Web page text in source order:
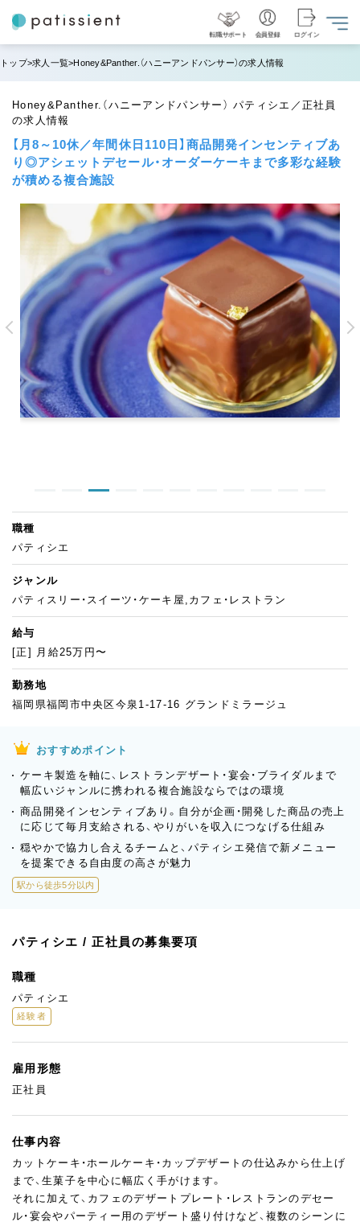
転職サポート 会員登録 ログイン
トップ 求人一覧 Honey&Panther.（ハニーアンドパンサー）の求人情報
Honey&Panther.（ハニーアンドパンサー） パティシエ／正社員
の求人情報
【月8～10休／年間休日110日】商品開発インセンティブあ
り◎アシェットデセール・オーダーケーキまで多彩な経験
が積める複合施設
職種
パティシエ
ジャンル
パティスリー・スイーツ・ケーキ屋,カフェ・レストラン
給与
[正] 月給25万円〜
勤務地
福岡県福岡市中央区今泉1-17-16 グランドミラージュ
おすすめポイント
ケーキ製造を軸に、レストランデザート・宴会・ブライダルまで
幅広いジャンルに携われる複合施設ならではの環境
商品開発インセンティブあり。自分が企画・開発した商品の売上
に応じて毎月支給される、やりがいを収入につなげる仕組み
穏やかで協力し合えるチームと、パティシエ発信で新メニュー
を提案できる自由度の高さが魅力
駅から徒歩5分以内
パティシエ / 正社員の募集要項
職種
パティシエ
経験者
雇用形態
正社員
仕事内容
カットケーキ・ホールケーキ・カップデザートの仕込みから仕上げ
まで、生菓子を中心に幅広く手がけます。
それに加えて、カフェのデザートプレート・レストランのデセー
ル・宴会やパーティー用のデザート盛り付けなど、複数のシーンに